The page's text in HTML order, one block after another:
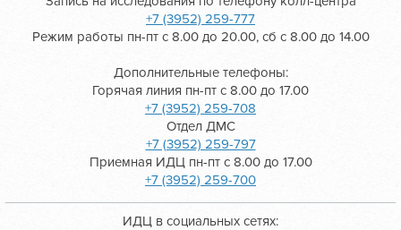
+7 (3952) 259-777
Режим работы пн-пт с 8.00 до 20.00, сб с 8.00 до 14.00
Дополнительные телефоны:
Горячая линия пн-пт с 8.00 до 17.00
+7 (3952) 259-708
Отдел ДМС
+7 (3952) 259-797
Приемная ИДЦ пн-пт с 8.00 до 17.00
+7 (3952) 259-700
ИДЦ в социальных сетях: